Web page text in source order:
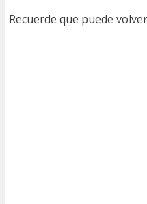
Recuerde que puede